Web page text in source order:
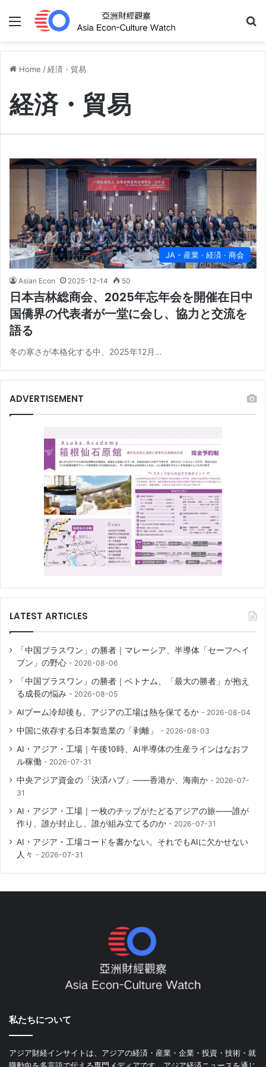
Menu
Home /経済・貿易
経済・貿易
JA - 産業 · 経済 · 商会
Asian Econ 2025-12-14 50
日本吉林総商会、2025年忘年会を開催在日中
国僑界の代表者が一堂に会し、協力と交流を
語る
冬の寒さが本格化する中、2025年12月…
ADVERTISEMENT
LATEST ARTICLES
「中国プラスワン」の勝者｜マレーシア、半導体「セーフヘイ
ブン」の野心
2026-08-06
「中国プラスワン」の勝者｜ベトナム、「最大の勝者」が抱え
る成長の悩み
2026-08-05
AIブーム冷却後も、アジアの工場は熱を保てるか 2026-08-04
中国に依存する日本製造業の「剥離」 2026-08-03
AI・アジア・工場｜午後10時、AI半導体の生産ラインはなおフ
ル稼働
2026-07-31
中央アジア資金の「決済ハブ」――香港か、海南か
2026-07-
31
AI・アジア・工場｜一枚のチップがたどるアジアの旅――誰が
作り、誰が封止し、誰が組み立てるのか
2026-07-31
AI・アジア・工場コードを書かない。それでもAIに欠かせない
人々
2026-07-31
私たちについて
アジア財経インサイトは、アジアの経済・産業・企業・投資・技術・就